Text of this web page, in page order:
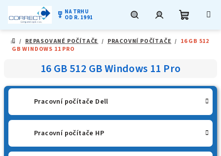
obsah
military_tech NA TRHU
OD R. 1991
DOMŮ
/ REPASOVANÉ POČÍTAČE / PRACOVNÍ POČÍTAČE / 16 GB 512
GB WINDOWS 11 PRO
16 GB 512 GB Windows 11 Pro
Pracovní počítače Dell
Pracovní počítače HP